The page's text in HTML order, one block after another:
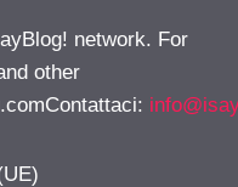
network. For
other
: